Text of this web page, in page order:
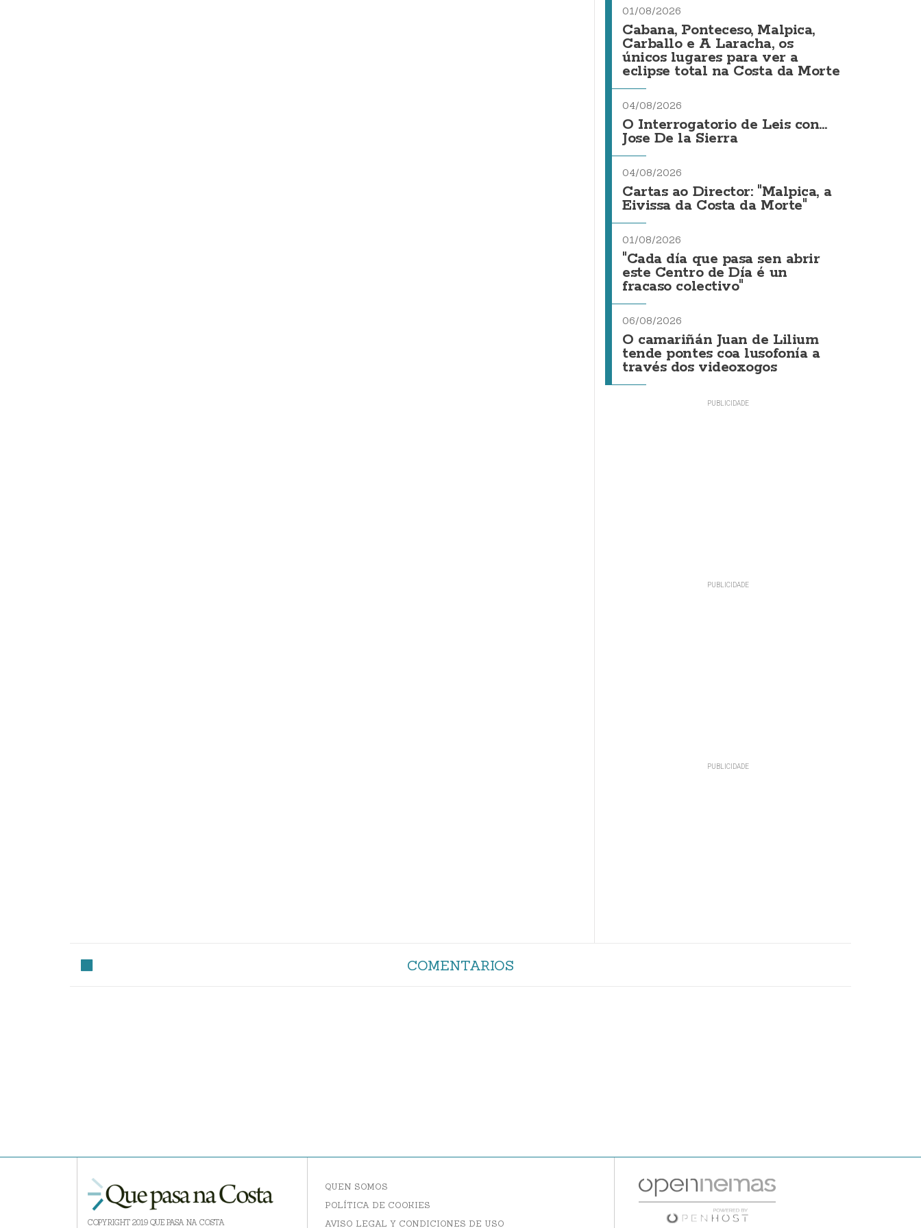
01/08/2026
Cabana, Ponteceso, Malpica,
Carballo e A Laracha, os
únicos lugares para ver a
eclipse total na Costa da Morte
04/08/2026
O Interrogatorio de Leis con...
Jose De la Sierra
04/08/2026
Cartas ao Director: "Malpica, a
Eivissa da Costa da Morte"
01/08/2026
"Cada día que pasa sen abrir
este Centro de Día é un
fracaso colectivo"
06/08/2026
O camariñán Juan de Lilium
tende pontes coa lusofonía a
través dos videoxogos
COMENTARIOS
COPYRIGHT 2019 QUE PASA NA COSTA
QUEN SOMOS
POLÍTICA DE COOKIES
AVISO LEGAL Y CONDICIONES DE USO